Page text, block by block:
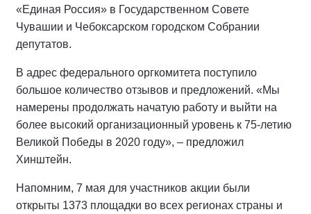
«Единая Россия» в Государственном Совете
Чувашии и Чебоксарском городском Собрании
депутатов.
В адрес федерального оргкомитета поступило
большое количество отзывов и предложений. «Мы
намерены продолжать начатую работу и выйти на
более высокий организационный уровень к 75-летию
Великой Победы в 2020 году», – предложил
Хинштейн.
Напомним, 7 мая для участников акции были
открыты 1373 площадки во всех регионах страны и